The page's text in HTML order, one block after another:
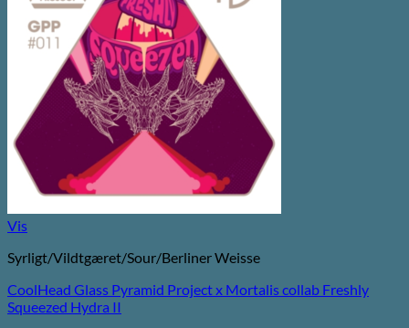
Vis
Syrligt/Vildtgæret/Sour/Berliner Weisse
CoolHead Glass Pyramid Project x Mortalis collab Freshly
Squeezed Hydra II